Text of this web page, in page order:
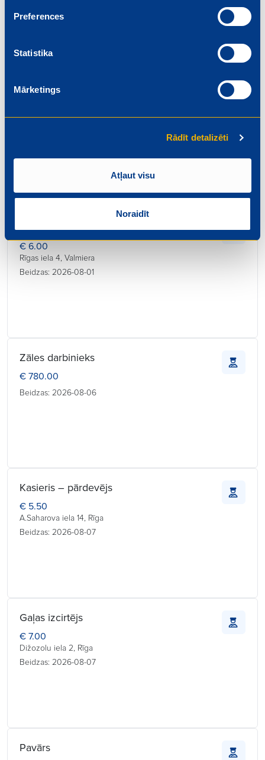
Preferences
Statistika
Mārketings
Rādīt detalizēti
Atļaut visu
Noraidīt
Beidzas: 2026-08-01
Pārdevējs
€ 6.20
Konditors – maiznieks
€ 6.00
Rīgas iela 4, Valmiera
Beidzas: 2026-08-01
Zāles darbinieks
€ 780.00
Beidzas: 2026-08-06
Kasieris – pārdevējs
€ 5.50
A.Saharova iela 14, Rīga
Beidzas: 2026-08-07
Gaļas izcirtējs
€ 7.00
Dižozolu iela 2, Rīga
Beidzas: 2026-08-07
Pavārs